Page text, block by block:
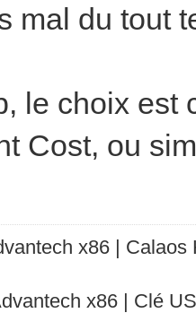
mal du tout
le choix est
Cost, ou
x86 |
x86 | Clé